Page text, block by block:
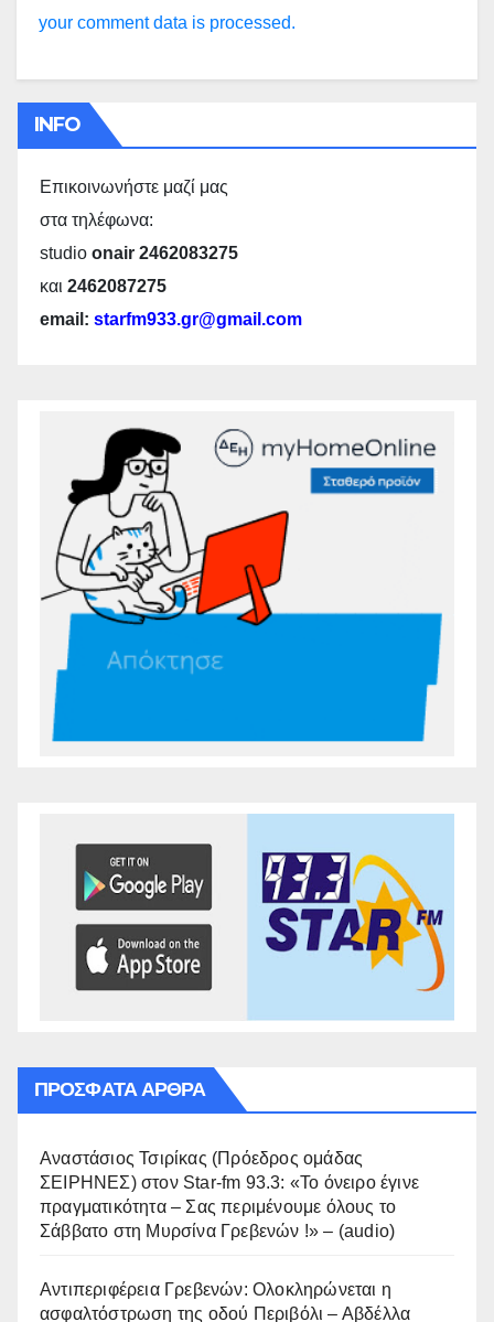
your comment data is processed.
INFO
Επικοινωνήστε μαζί μας
στα τηλέφωνα:
studio onair 2462083275
και 2462087275
email: starfm933.gr@gmail.com
ΠΡΌΣΦΑΤΑ ΆΡΘΡΑ
Αναστάσιος Τσιρίκας (Πρόεδρος ομάδας
ΣΕΙΡΗΝΕΣ) στον Star-fm 93.3: «Το όνειρο έγινε
πραγματικότητα – Σας περιμένουμε όλους το
Σάββατο στη Μυρσίνα Γρεβενών !» – (audio)
Αντιπεριφέρεια Γρεβενών: Ολοκληρώνεται η
ασφαλτόστρωση της οδού Περιβόλι – Αβδέλλα